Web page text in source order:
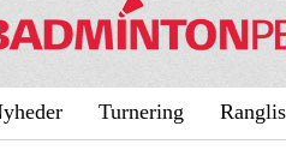
Turnering